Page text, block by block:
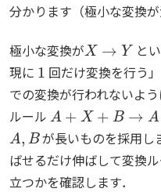
分かります（極小な変換が
極小な変換が
と
現に
1
回だけ変換を行う
での変換が行われないよ
ルール
A+X+B→A+Y+ B
A,
が長いものを採用し
ばせるだけ伸ばして変換
立つかを確認します．